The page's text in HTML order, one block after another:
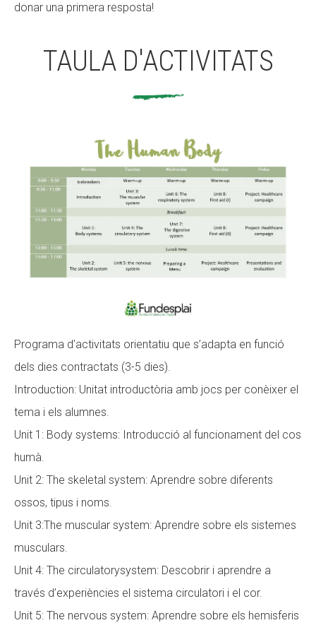
donar una primera resposta!
TAULA D'ACTIVITATS
Programa d’activitats orientatiu que s’adapta en funció
dels dies contractats (3-5 dies).
Introduction: Unitat introductòria amb jocs per conèixer el
tema i els alumnes.
Unit 1: Body systems: Introducció al funcionament del cos
humà.
Unit 2: The skeletal system: Aprendre sobre diferents
ossos, tipus i noms.
Unit 3:The muscular system: Aprendre sobre els sistemes
musculars.
Unit 4: The circulatorysystem: Descobrir i aprendre a
través d’experiències el sistema circulatori i el cor.
Unit 5: The nervous system: Aprendre sobre els hemisferis
Els comptes clars
ACTUALITAT
Notícies
Butlletins
Diari de la Fundació
Fundesplai als mitjans
COL·LABORA
Fes voluntariat